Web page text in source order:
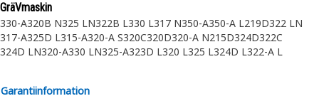
Cat-hammare används på slirstyrda lastare, grävaggregat
och alla sorters grävmaskiner inom rivning, anläggning,
stenbrott och produktionsbrytning.
GräVmaskin
330-A320B N325 LN322B L330 L317 N350-A350-A L219D322 LN
317-A325D L315-A320-A S320C320D320-A N215D324D322C
324D LN320-A330 LN325-A323D L320 L325 L324D L322-A L
Garantiinformation